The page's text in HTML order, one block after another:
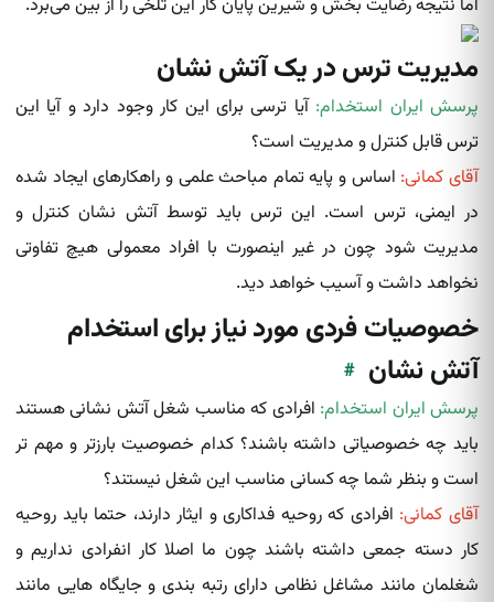
اما نتیجه رضایت بخش و شیرین پایان کار این تلخی را از بین می‌برد.
مدیریت ترس در یک آتش نشان
پرسش ایران استخدام: آیا ترسی برای این کار وجود دارد و آیا این
ترس قابل کنترل و مدیریت است؟
آقای کمانی: اساس و پایه تمام مباحث علمی و راهکارهای ایجاد شده
در ایمنی، ترس است. این ترس باید توسط آتش نشان کنترل و
مدیریت شود چون در غیر اینصورت با افراد معمولی هیچ تفاوتی
نخواهد داشت و آسیب خواهد دید.
خصوصیات فردی مورد نیاز برای استخدام
آتش نشان #
پرسش ایران استخدام: افرادی که مناسب شغل آتش نشانی هستند
باید چه خصوصیاتی داشته باشند؟ کدام خصوصیت بارزتر و مهم تر
است و بنظر شما چه کسانی مناسب این شغل نیستند؟
آقای کمانی: افرادی که روحیه فداکاری و ایثار دارند، حتما باید روحیه
کار دسته جمعی داشته‌ باشند چون ما اصلا کار انفرادی نداریم و
شغلمان مانند مشاغل نظامی دارای رتبه بندی و جایگاه هایی مانند